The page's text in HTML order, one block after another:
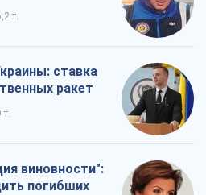
т.
ставка
ракет
т.
виновности":
погибших